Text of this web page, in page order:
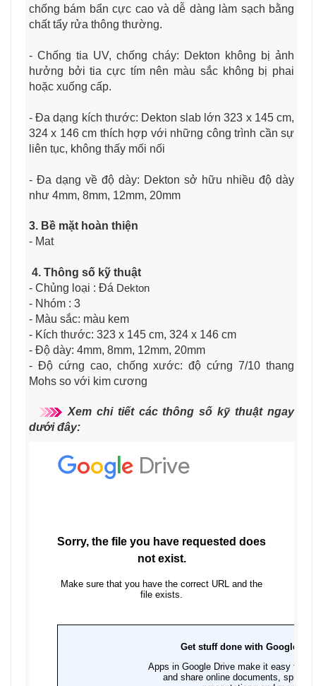
chống bám bẩn cực cao và dễ dàng làm sạch bằng
chất tẩy rửa thông thường.
- Chống tia UV, chống cháy: Dekton không bị ảnh
hưởng bởi tia cực tím nên màu sắc không bị phai
hoặc xuống cấp.
- Đa dạng kích thước: Dekton slab lớn 323 x 145 cm,
324 x 146 cm thích hợp với những công trình cần sự
liên tục, không thấy mối nối
- Đa dạng về độ dày: Dekton sở hữu nhiều độ dày
như 4mm, 8mm, 12mm, 20mm
3. Bề mặt hoàn thiện
- Mat
4. Thông số kỹ thuật
- Chủng loại : Đá Dekton
- Nhóm : 3
- Màu sắc: màu kem
- Kích thước: 323 x 145 cm, 324 x 146 cm
- Độ dày: 4mm, 8mm, 12mm, 20mm
- Độ cứng cao, chống xước: độ cứng 7/10 thang
Mohs so với kim cương
Xem chi tiết các thông số kỹ thuật ngay
dưới đây: